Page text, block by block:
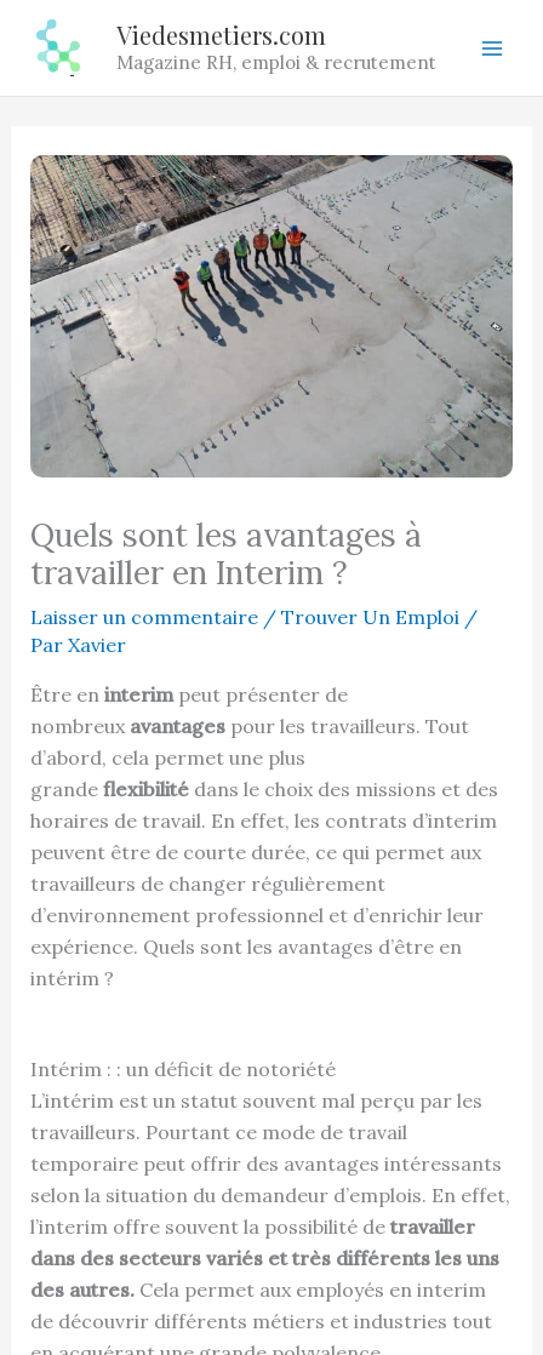
contenu
Viedesmetiers.com
Magazine RH, emploi & recrutement
Quels sont les avantages à
travailler en Interim ?
Laisser un commentaire / Trouver Un Emploi /
Par Xavier
Être en interimpeut présenter de
nombreux avantagespour les travailleurs. Tout
d’abord, cela permet une plus
grande flexibilitédans le choix des missions et des
horaires de travail. En effet, les contrats d’interim
peuvent être de courte durée, ce qui permet aux
travailleurs de changer régulièrement
d’environnement professionnel et d’enrichir leur
expérience. Quels sont les avantages d’être en
intérim ?
Intérim : : un déficit de notoriété
L’intérim est un statut souvent mal perçu par les
travailleurs. Pourtant ce mode de travail
temporaire peut offrir des avantages intéressants
selon la situation du demandeur d’emplois. En effet,
l’interim offre souvent la possibilité de travailler
dans des secteurs variés et très différents les uns
des autres.Cela permet aux employés en interim
de découvrir différents métiers et industries tout